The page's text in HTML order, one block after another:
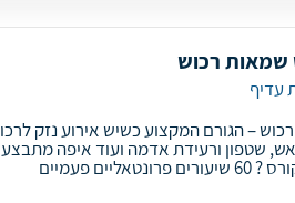
שמאות רכוש
עדיף
– הגורם המקצוע כשיש אירוע נזק
שטפון ורעידת אדמה ועוד איפה
פרונטאליים פעמיים